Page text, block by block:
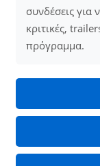
συνδέσεις για
κριτικές,
πρόγραμμα.